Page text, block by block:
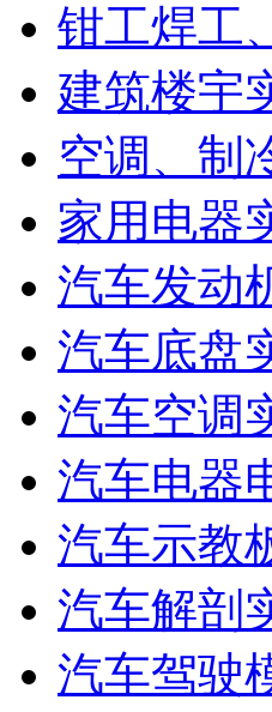
钳工焊工
建筑楼宇
空调、制
家用电器
汽车发动
汽车底盘
汽车空调
汽车电器
汽车示教
汽车解剖
汽车驾驶